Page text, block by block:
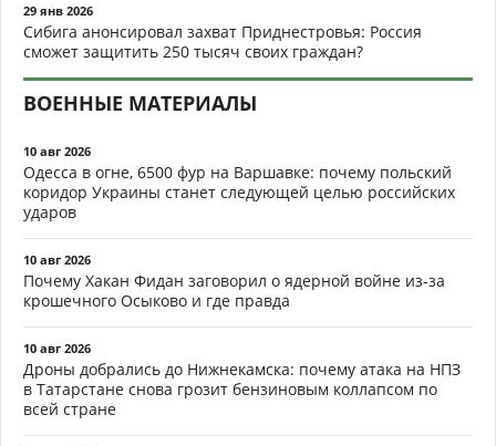
29 янв 2026
Сибига анонсировал захват Приднестровья: Россия
сможет защитить 250 тысяч своих граждан?
ВОЕННЫЕ МАТЕРИАЛЫ
10 авг 2026
Одесса в огне, 6500 фур на Варшавке: почему польский
коридор Украины станет следующей целью российских
ударов
10 авг 2026
Почему Хакан Фидан заговорил о ядерной войне из-за
крошечного Осыково и где правда
10 авг 2026
Дроны добрались до Нижнекамска: почему атака на НПЗ
в Татарстане снова грозит бензиновым коллапсом по
всей стране